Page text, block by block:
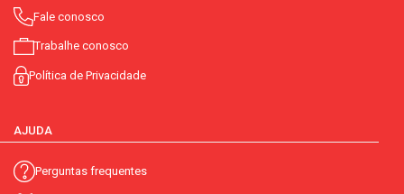
Fale conosco
Trabalhe conosco
Política de Privacidade
AJUDA
Perguntas frequentes